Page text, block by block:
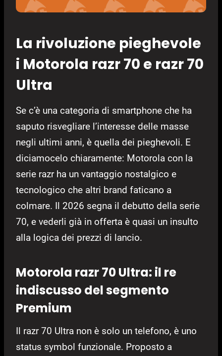
La rivoluzione pieghevole
i Motorola razr 70 e razr 70
Ultra
Se c’è una categoria di smartphone che ha
saputo risvegliare l’interesse delle masse
negli ultimi anni, è quella dei pieghevoli. E
diciamocelo chiaramente: Motorola con la
serie razr ha un vantaggio nostalgico e
tecnologico che altri brand faticano a
colmare. Il 2026 segna il debutto della serie
70, e vederli già in offerta è quasi un insulto
alla logica dei prezzi di lancio.
Motorola razr 70 Ultra: il re
indiscusso del segmento
Premium
Il razr 70 Ultra non è solo un telefono, è uno
status symbol funzionale. Proposto a